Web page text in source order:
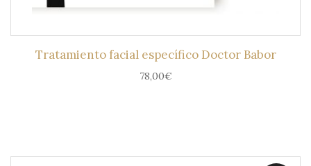
Tratamiento facial específico Doctor Babor
78,00€